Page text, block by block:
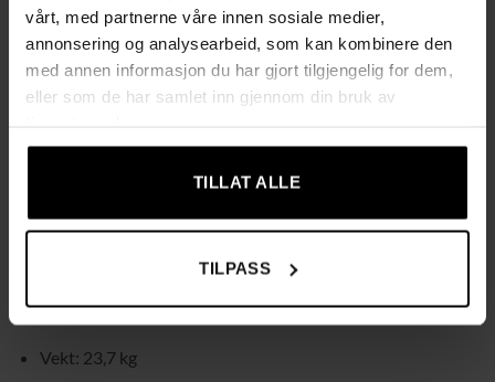
vårt, med partnerne våre innen sosiale medier,
annonsering og analysearbeid, som kan kombinere den
med annen informasjon du har gjort tilgjengelig for dem,
eller som de har samlet inn gjennom din bruk av
TILLAT ALLE
TILPASS
Beslag og verktøy som trengs til montering er inkludert
Tippsikring følger med for tryggere plassering
Materiale: sponplate med melaminfolie, 3 mm MDF-
Produktstørrelse: 97,5 × 30 × 100 cm (B × D × H)
Vekt: 23,7 kg